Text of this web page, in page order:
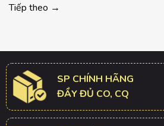
Tiếp theo →
SP CHÍNH HÃNG
ĐẦY ĐỦ CO, CQ